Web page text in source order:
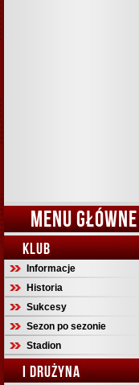
MENU GŁÓWNE
KLUB
Informacje
Historia
Sukcesy
Sezon po sezonie
Stadion
I DRUŻYNA